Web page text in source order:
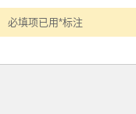
必填项已用*标注